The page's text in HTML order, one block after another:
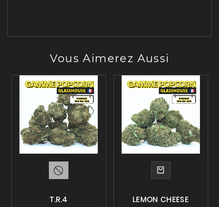
Vous Aimerez Aussi
T.R.4 LEMON CHEESE